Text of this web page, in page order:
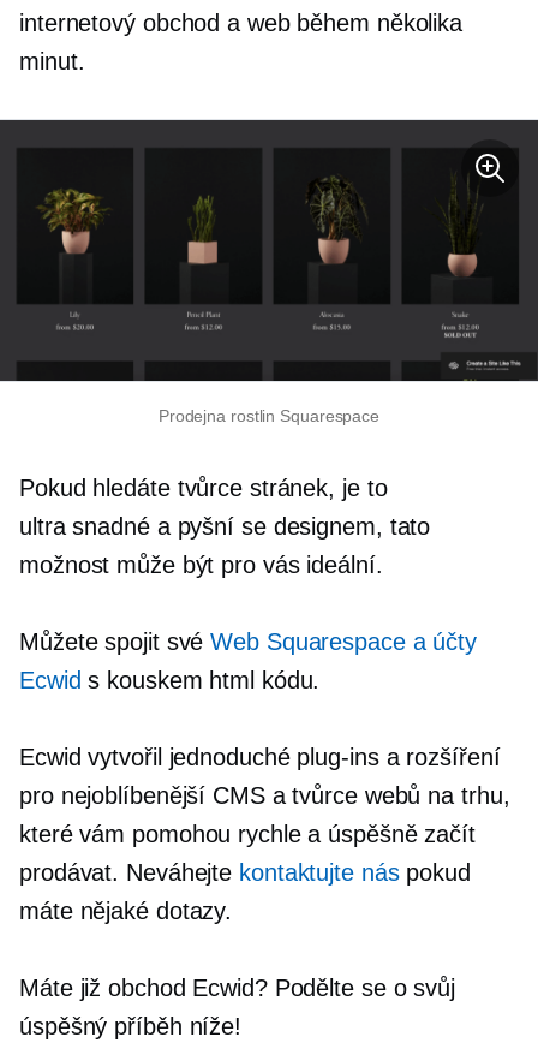
internetový obchod a web během několika
minut.
Prodejna rostlin Squarespace
Pokud hledáte tvůrce stránek, je to
ultra snadnéa pyšní se designem, tato
možnost může být pro vás ideální.
Můžete spojit svéWeb Squarespace a účty
Ecwid s kouskem html kódu.
Ecwid vytvořil jednoduché plug-insa rozšíření
pro nejoblíbenější CMS a tvůrce webů na trhu,
které vám pomohou rychle a úspěšně začít
prodávat. Neváhejte kontaktujte náspokud
máte nějaké dotazy.
Máte již obchod Ecwid? Podělte se o svůj
úspěšný příběh níže!